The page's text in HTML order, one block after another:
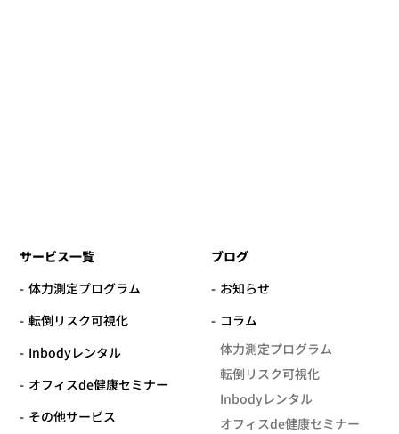
サービス一覧
体力測定プログラム
転倒リスク可視化
Inbodyレンタル
オフィスde健康セミナー
その他サービス
ブログ
お知らせ
コラム
体力測定プログラム
転倒リスク可視化
Inbodyレンタル
オフィスde健康セミナー